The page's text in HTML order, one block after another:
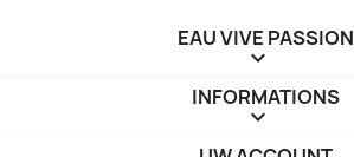
EAU VIVE PASSION

INFORMATIONS
